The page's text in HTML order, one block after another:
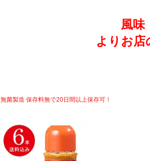
風味
よりお店
無菌製造 保存料無で20日間以上保存可！